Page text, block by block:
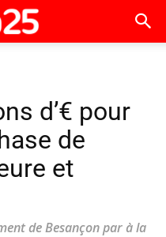
d’€ pour
de
et
de Besançon par à la